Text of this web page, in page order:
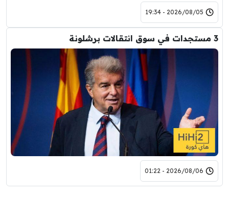
2026/08/05 - 19:34
3 مستجدات في سوق انتقالات برشلونة
2026/08/06 - 01:22